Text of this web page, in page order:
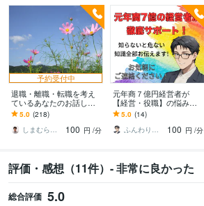
予約受付中
退職・離職・転職を考え
ているあなたのお話し聴
きます 不安や不満を取り
除き明るい未来のお手伝
いいたします。
5.0 (218)
しまむら＠人事コンサルタント
100 円 /分
元年商７億円経営者が
【経営・役職】の悩みを
聴きます 私も悩んだ【一
人で抱え込まず】まずは
言葉にしてみませんか？
5.0 (14)
ふんわりこころサポート☘️みちまさ
100 円 /分
評価・感想（11件）- 非常に良かった
総合評価 5.0